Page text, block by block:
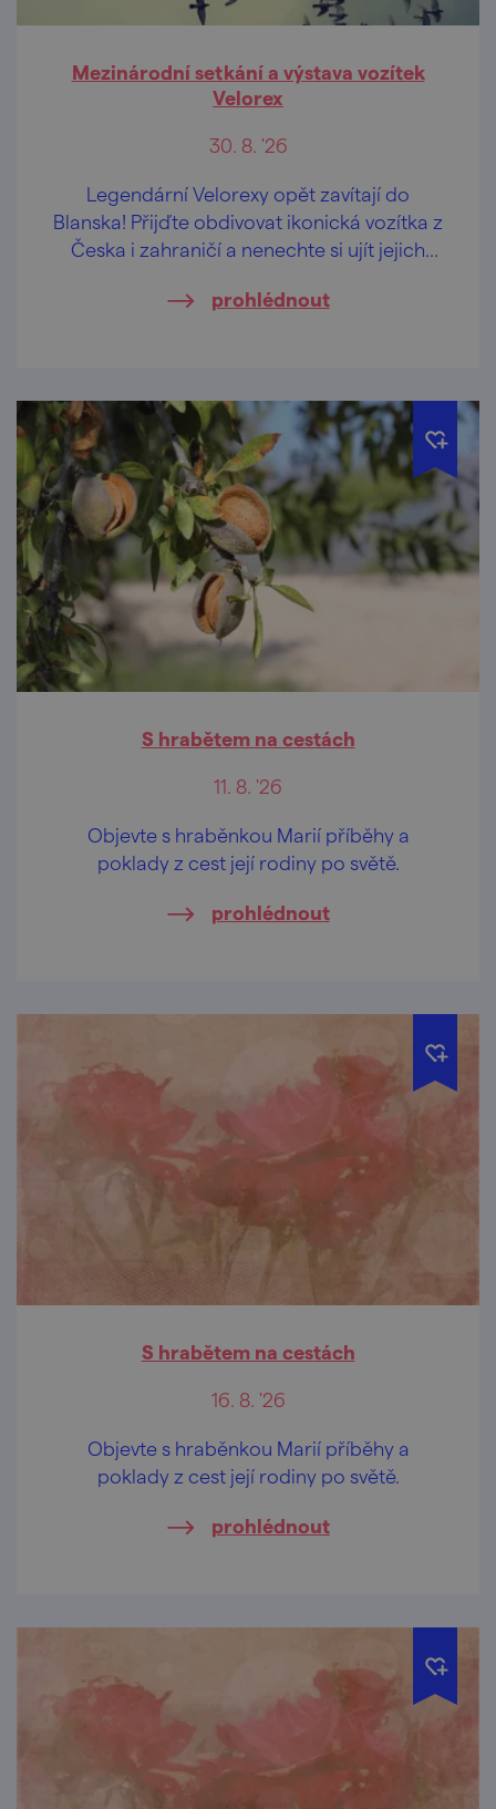
Mezinárodní setkání a výstava vozítek
Velorex
30. 8. '26
Legendární Velorexy opět zavítají do
Blanska! Přijďte obdivovat ikonická vozítka z
Česka i zahraničí a nenechte si ujít jejich
prohlédnout
S hrabětem na cestách
11. 8. '26
Objevte s hraběnkou Marií příběhy a
poklady z cest její rodiny po světě.
prohlédnout
S hrabětem na cestách
16. 8. '26
Objevte s hraběnkou Marií příběhy a
poklady z cest její rodiny po světě.
prohlédnout